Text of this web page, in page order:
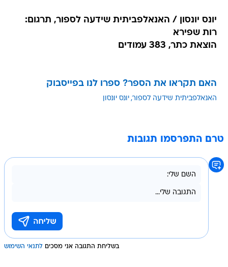
יונס יונסון / האנאלפביתית שידעה לספור, תרגום:
רות שפירא
הוצאת כתר, 383 עמודים
האם תקראו את הספר? ספרו לנו בפייסבוק
האנאלפביתית שידעה לספור יונס יונסון
טרם התפרסמו תגובות
בשליחת התגובה אני מסכים לתנאי השימוש